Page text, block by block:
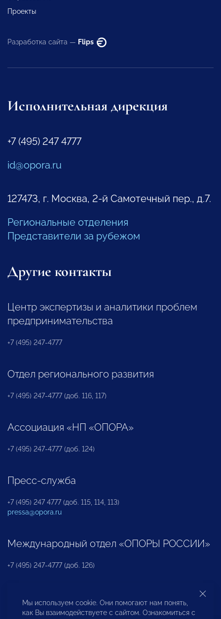
Проекты
Разработка сайта — Flips
Исполнительная дирекция
+7 (495) 247 4777
id@opora.ru
127473, г. Москва, 2-й Самотечный пер., д.7.
Региональные отделения
Представители за рубежом
Другие контакты
Центр экспертизы и аналитики проблем
предпринимательства
+7 (495) 247-4777
Отдел регионального развития
+7 (495) 247-4777 (доб. 116, 117)
Ассоциация «НП «ОПОРА»
+7 (495) 247-4777 (доб. 124)
Пресс-служба
+7 (495) 247 4777 (доб. 115, 114, 113)
pressa@opora.ru
Международный отдел «ОПОРЫ РОССИИ»
+7 (495) 247-4777 (доб. 126)
Бюро по защите прав предпринимателей и
инвесторов
Мы используем cookie. Они помогают нам понять,
как Вы взаимодействуете с сайтом. Ознакомиться с